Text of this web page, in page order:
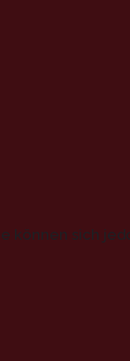
können sich